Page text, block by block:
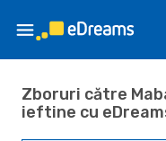
Zboruri către
ieftine cu